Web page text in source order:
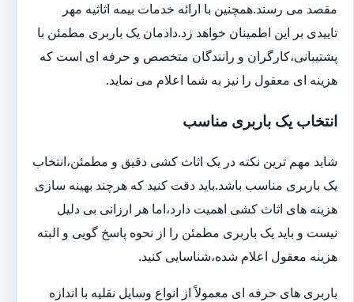
مقصد می رسند.همچنین با ارائه خدمات بیمه اثاثیه مهر
تاییدی بر این اطمینان خواهد زد.دادمان یک باربری مطمئن با
پشتیبانی،کارگران و رانندگان متخصص و حرفه ای است که
هزینه ای معقول را نیز به شما اعلام می نماید.
انتخاب یک باربری مناسب
شاید مهم ترین نکته در یک اثاث کشی دقیق و مطمئن،انتخاب
یک باربری مناسب باشد.باید دقت کنید که هرچند بهینه سازی
هزینه های اثاث کشی اهمیت دارد،اما هر ارزانی بی دلیل
نیست و باید یک باربری مطمئن را از نحوه پاسخ گویی و البته
هزینه معقول اعلام شده،شناسایی کنید.
باربری های حرفه ای معمولاً از انواع وسایل نقلیه با اندازه